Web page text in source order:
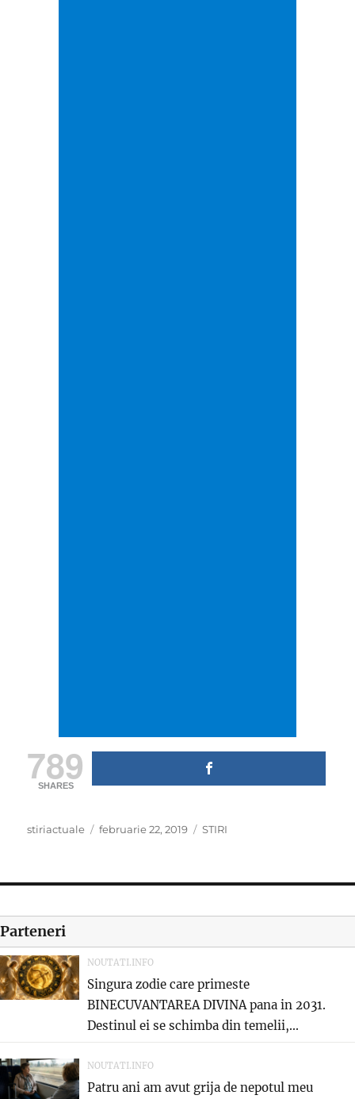
789
SHARES
Author
stiriactuale
Posted
februarie 22, 2019 Categories
STIRI
Parteneri
NOUTATI.INFO
Singura zodie care primeste
BINECUVANTAREA DIVINA pana in 2031.
Destinul ei se schimba din temelii,...
NOUTATI.INFO
Patru ani am avut grija de nepotul meu